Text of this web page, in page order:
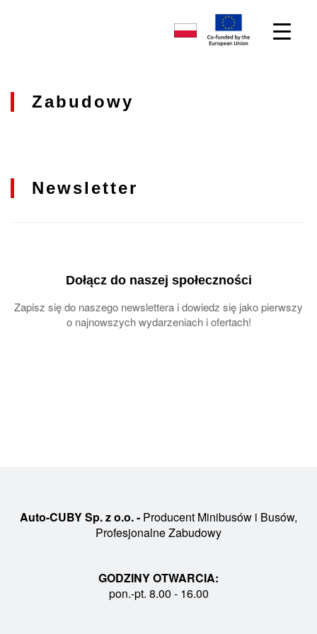
Zabudowy
Newsletter
Dołącz do naszej społeczności
Zapisz się do naszego newslettera i dowiedz się jako pierwszy
o najnowszych wydarzeniach i ofertach!
Auto-CUBY Sp. z o.o. - Producent Minibusów i Busów,
Profesjonalne Zabudowy
GODZINY OTWARCIA:
pon.-pt. 8.00 - 16.00